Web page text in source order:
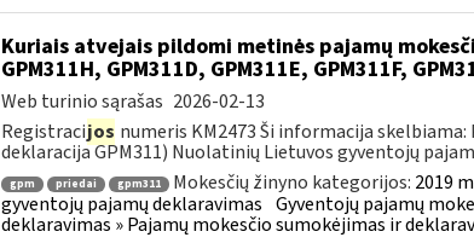
Kuriais atvejais pildomi metinės pajamų
GPM311H, GPM311D, GPM311E, GPM311F,
Web turinio sąrašas 2026-02-13
Registracijos numeris KM2473 Ši informacija
deklaracija GPM311) Nuolatinių Lietuvos gyventojų
gpm priedai gpm311 Mokesčių žinyno kategorijos: 2019
gyventojų pajamų deklaravimas Gyventojų pajamų
deklaravimas » Pajamų mokesčio sumokėjimas ir